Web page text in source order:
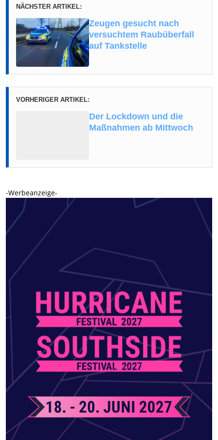
NÄCHSTER ARTIKEL:
Zeugen gesucht nach
versuchtem Raubüberfall
auf Tankstelle
VORHERIGER ARTIKEL:
Der Lockdown und die
Maßnahmen ab Mittwoch
-Werbeanzeige-